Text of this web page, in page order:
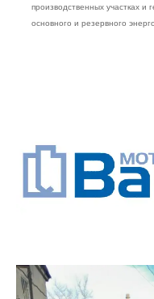
производственных участках и
основного и резервного